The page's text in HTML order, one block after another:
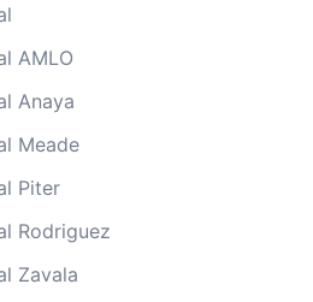
AMLO
Anaya
Meade
Piter
Rodriguez
Zavala